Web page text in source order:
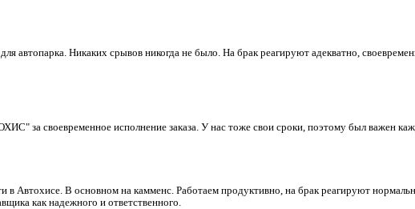
автопарка. Никаких срывов никогда не было. На брак реагируют адекватно,
за своевременное исполнение заказа. У нас тоже свои сроки, поэтому был важен
в Автохисе. В основном на камменс. Работаем продуктивно, на брак реагируют
как надежного и ответственного.